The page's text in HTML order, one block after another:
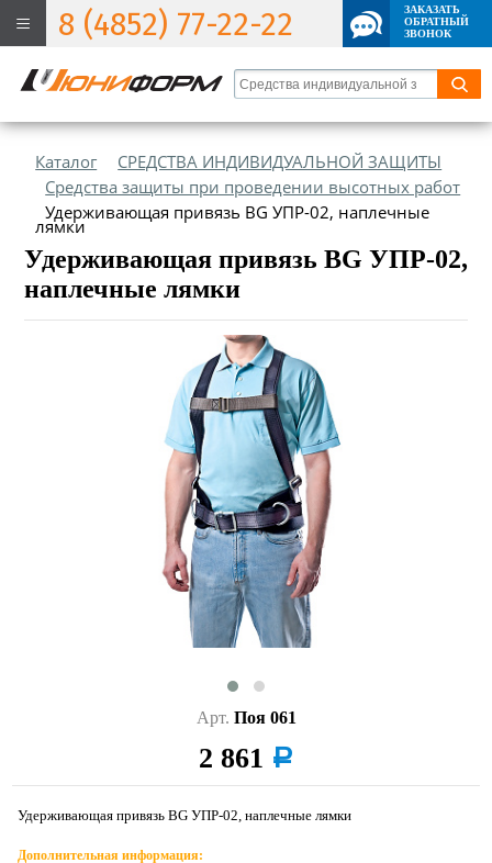
8 (4852) 77-22-22
ЗАКАЗАТЬ
ОБРАТНЫЙ
ЗВОНОК
Каталог
СРЕДСТВА ИНДИВИДУАЛЬНОЙ ЗАЩИТЫ
Средства защиты при проведении высотных работ
Удерживающая привязь BG УПР-02, наплечные
лямки
Удерживающая привязь BG УПР-02,
наплечные лямки
Арт. Поя 061
2 861 a
Удерживающая привязь BG УПР-02, наплечные лямки
Дополнительная информация: